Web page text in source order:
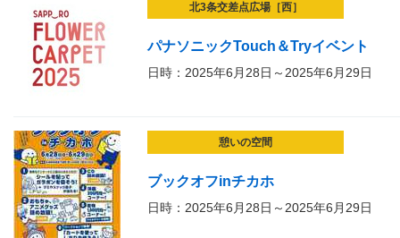
北3条交差点広場［西］
パナソニックTouch＆Tryイベント
日時：2025年6月28日～2025年6月29日
憩いの空間
ブックオフinチカホ
日時：2025年6月28日～2025年6月29日